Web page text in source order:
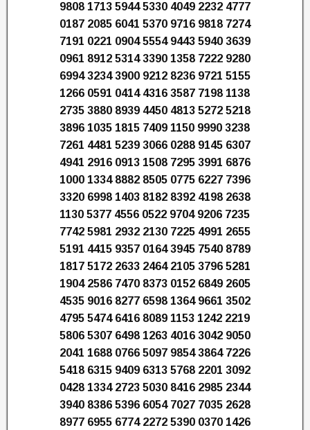
9808 1713 5944 5330 4049 2232 4777
0187 2085 6041 5370 9716 9818 7274
7191 0221 0904 5554 9443 5940 3639
0961 8912 5314 3390 1358 7222 9280
6994 3234 3900 9212 8236 9721 5155
1266 0591 0414 4316 3587 7198 1138
2735 3880 8939 4450 4813 5272 5218
3896 1035 1815 7409 1150 9990 3238
7261 4481 5239 3066 0288 9145 6307
4941 2916 0913 1508 7295 3991 6876
1000 1334 8882 8505 0775 6227 7396
3320 6998 1403 8182 8392 4198 2638
1130 5377 4556 0522 9704 9206 7235
7742 5981 2932 2130 7225 4991 2655
5191 4415 9357 0164 3945 7540 8789
1817 5172 2633 2464 2105 3796 5281
1904 2586 7470 8373 0152 6849 2605
4535 9016 8277 6598 1364 9661 3502
4795 5474 6416 8089 1153 1242 2219
5806 5307 6498 1263 4016 3042 9050
2041 1688 0766 5097 9854 3864 7226
5418 6315 9409 6313 5768 2201 3092
0428 1334 2723 5030 8416 2985 2344
3940 8386 5396 6054 7027 7035 2628
8977 6955 6774 2272 5390 0370 1426